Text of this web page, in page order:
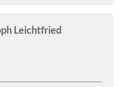
chirurgische Oberärztin
Aktuell ist sie im
Grußendorf als
sind:
und
Leichtfried